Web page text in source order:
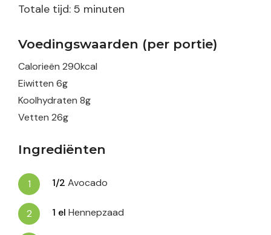
Totale tijd: 5 minuten
minuten
Voedingswaarden (per portie)
Calorieën 290kcal
Eiwitten 6g
Koolhydraten 8g
Vetten 26g
Ingrediënten
1/2 Avocado
1 el Hennepzaad